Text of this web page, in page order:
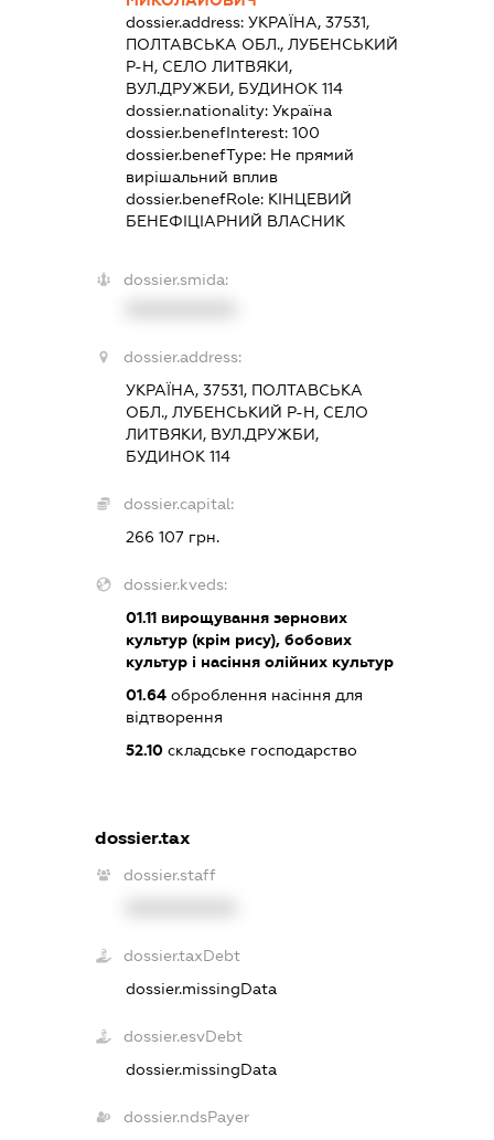
dossier.address: УКРАЇНА, 37531,
ПОЛТАВСЬКА ОБЛ., ЛУБЕНСЬКИЙ
Р-Н, СЕЛО ЛИТВЯКИ,
ВУЛ.ДРУЖБИ, БУДИНОК 114
dossier.nationality: Україна
dossier.benefInterest: 100
dossier.benefType: Не прямий
вирішальний вплив
dossier.benefRole: КІНЦЕВИЙ
БЕНЕФІЦІАРНИЙ ВЛАСНИК
dossier.smida:
dossier.address:
УКРАЇНА, 37531, ПОЛТАВСЬКА
ОБЛ., ЛУБЕНСЬКИЙ Р-Н, СЕЛО
ЛИТВЯКИ, ВУЛ.ДРУЖБИ,
БУДИНОК 114
dossier.capital:
266 107 грн.
dossier.kveds:
01.11вирощування зернових
культур (крім рису), бобових
культур і насіння олійних культур
01.64оброблення насіння для
відтворення
52.10складське господарство
dossier.tax
dossier.staff
dossier.taxDebt
dossier.missingData
dossier.esvDebt
dossier.missingData
dossier.ndsPayer